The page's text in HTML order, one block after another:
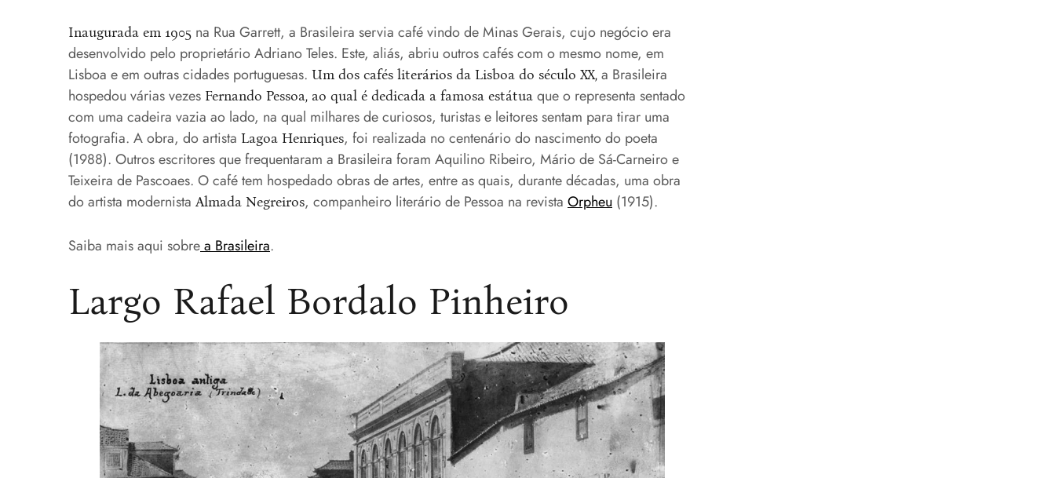
Inaugurada em 1905 na Rua Garrett, a Brasileira servia café vindo de Minas Gerais, cujo negócio era
desenvolvido pelo proprietário Adriano Teles. Este, aliás, abriu outros cafés com o mesmo nome, em
Lisboa e em outras cidades portuguesas. Um dos cafés literários da Lisboa do século XX, a Brasileira
hospedou várias vezes Fernando Pessoa, ao qual é dedicada a famosa estátua que o representa sentado
com uma cadeira vazia ao lado, na qual milhares de curiosos, turistas e leitores sentam para tirar uma
fotografia. A obra, do artista Lagoa Henriques, foi realizada no centenário do nascimento do poeta
(1988). Outros escritores que frequentaram a Brasileira foram Aquilino Ribeiro, Mário de Sá-Carneiro e
Teixeira de Pascoaes. O café tem hospedado obras de artes, entre as quais, durante décadas, uma obra
do artista modernista Almada Negreiros, companheiro literário de Pessoa na revista Orpheu (1915).
Saiba mais aqui sobrea Brasileira.
Largo Rafael Bordalo Pinheiro